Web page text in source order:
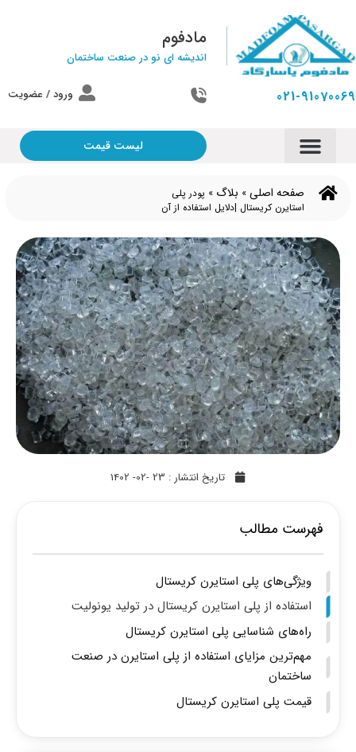
مادفوم
اندیشه ای نو در صنعت ساختمان
021-91070069 ورود / عضویت
لیست قیمت
صفحه اصلی » بلاگ » پودر پلی
استایرن کریستال |دلایل استفاده از آن
تاریخ انتشار : 23 -02- 1402
فهرست مطالب
ویژگی‌های پلی استایرن کریستال
استفاده از پلی استایرن کریستال در تولید یونولیت
راه‌های شناسایی پلی استایرن کریستال
مهم‌ترین مزایای استفاده از پلی استایرن در صنعت
ساختمان
قیمت پلی استایرن کریستال